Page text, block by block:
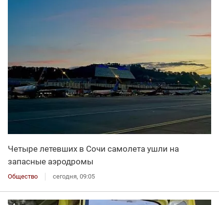
Четыре летевших в Сочи самолета ушли на
запасные аэродромы
Общество сегодня, 09:05